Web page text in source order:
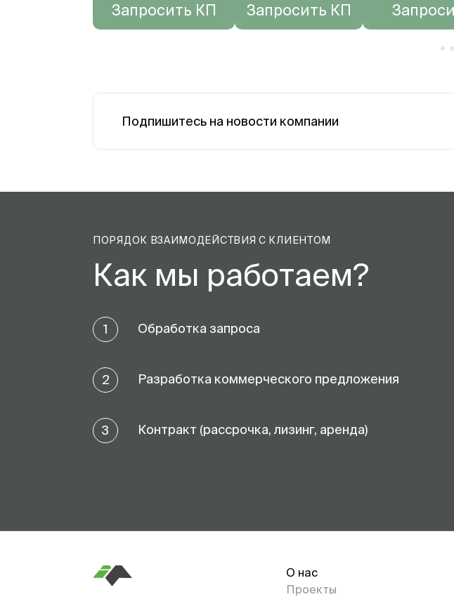
Запросить КП Запросить КП
Подпишитесь на новости компании
ПОРЯДОК ВЗАИМОДЕЙСТВИЯ С КЛИЕНТОМ
Как мы работаем?
1 Обработка запроса
2 Разработка коммерческого предложения
3 Контракт (рассрочка, лизинг, аренда)
О нас
Проекты